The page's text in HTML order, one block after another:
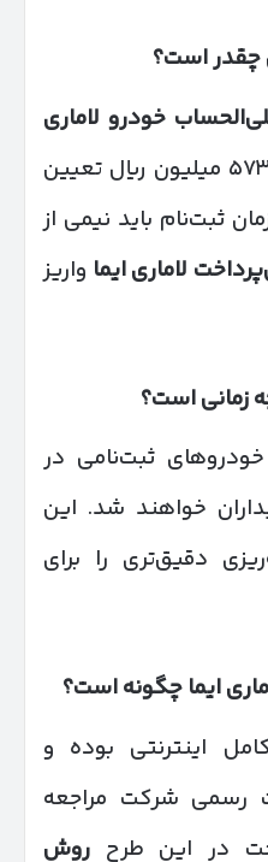
چقدر است؟
خودرو لاماری
معادل ۲۱ میلیارد و ۵۷۳ میلیون ریال تعیین
ثبت‌نام باید نیمی از
لاماری ایما واریز
زمانی است؟
ثبت‌نامی در
خریداران خواهند شد. این
دقیق‌تری را برای
ایما چگونه است؟
اینترنتی بوده و
رسمی شرکت مراجعه
در این طرح روش